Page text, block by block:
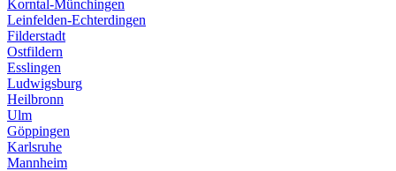
Korntal-Münchingen
Leinfelden-Echterdingen
Filderstadt
Ostfildern
Esslingen
Ludwigsburg
Heilbronn
Ulm
Göppingen
Karlsruhe
Mannheim